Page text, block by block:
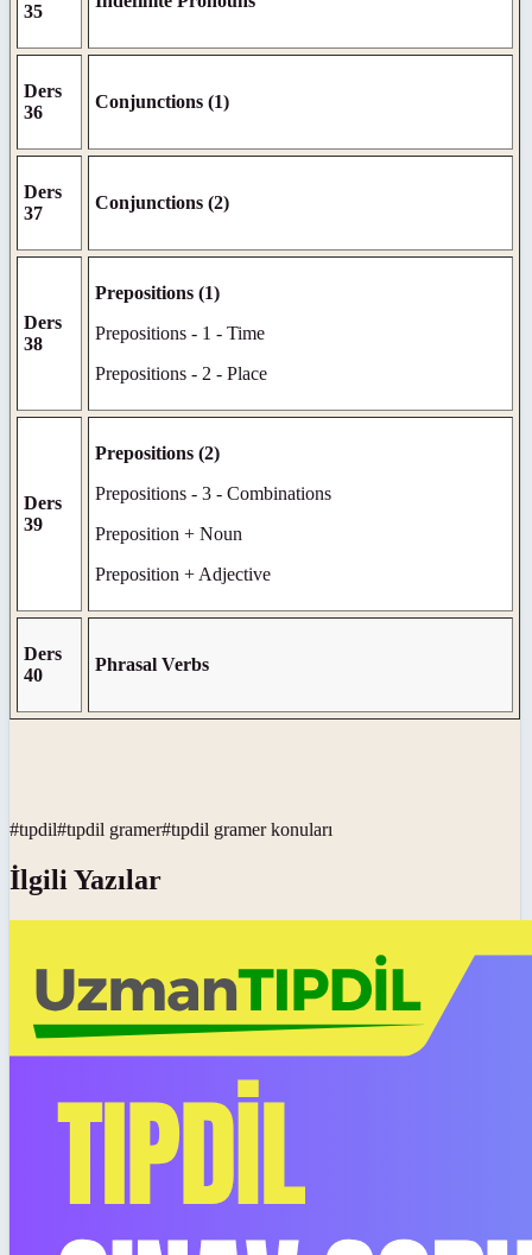
35
Ders
36
Conjunctions (1)
Ders
37
Conjunctions (2)
Ders
38
Prepositions (1)
Prepositions - 1 - Time
Prepositions - 2 - Place
Ders
39
Prepositions (2)
Prepositions - 3 - Combinations
Preposition + Noun
Preposition + Adjective
Ders
40
Phrasal Verbs
#tıpdil#tıpdil gramer#tıpdil gramer konuları
İlgili Yazılar